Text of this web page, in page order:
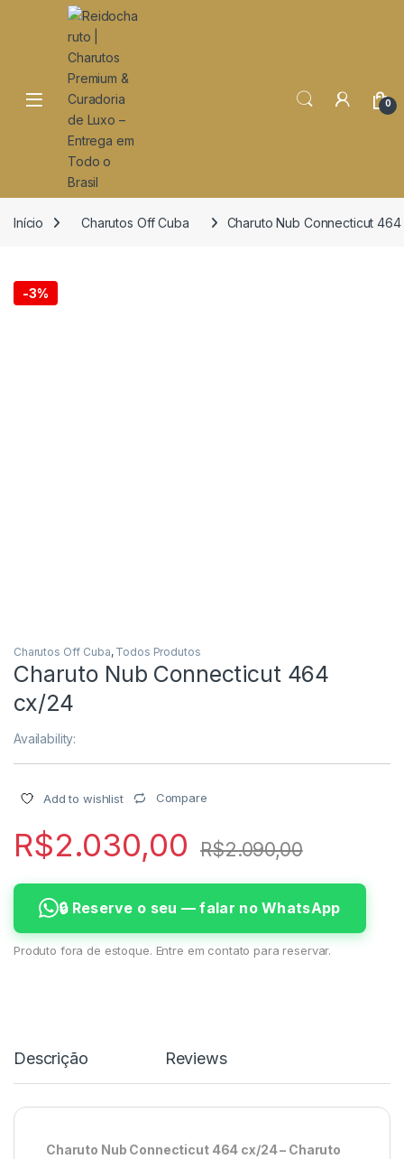
Open 0
Início Charutos Off Cuba Charuto Nub Connecticut
-3%
Charutos Off Cuba, Todos Produtos
Charuto Nub Connecticut 464
cx/24
Availability:
Add to wishlist Compare
R$2.030,00 R$2.090,00
🔒 Reserve o seu — falar no WhatsApp
Produto fora de estoque. Entre em contato para reservar.
Descrição Reviews
Charuto Nub Connecticut 464 cx/24 – Charuto